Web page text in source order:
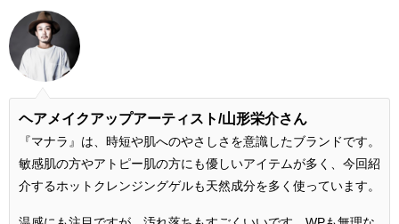
ヘアメイクアップアーティスト/山形栄介さん
『マナラ』は、時短や肌へのやさしさを意識したブランドです。
敏感肌の方やアトピー肌の方にも優しいアイテムが多く、今回紹
介するホットクレンジングゲルも天然成分を多く使っています。